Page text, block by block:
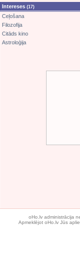
Intereses (17)
Ceļošana
Filozofija
Citāds kino
Astroloģija
oHo.lv administrācija
Apmeklējot oHo.lv Jūs